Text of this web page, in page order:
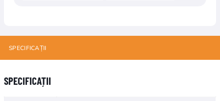
SPECIFICAȚII
SPECIFICAȚII
Numele atributuluiValoarea atributului